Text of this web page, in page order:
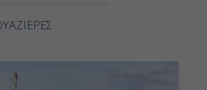
Μπρουκ
Τζον - Νιου Φαουντλαντ